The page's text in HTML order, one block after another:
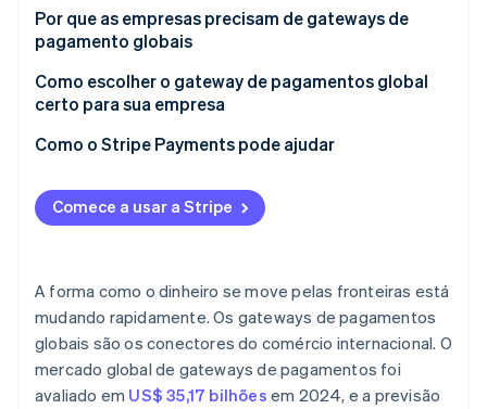
Por que as empresas precisam de gateways de
pagamento globais
Como escolher o gateway de pagamentos global
certo para sua empresa
Formas de pagamento aceitas
Moeda e cobertura geográfica
Integração e facilidade de uso
Tarifas e custos de transação
Detecção e prevenção de fraudes
Escalabilidade e crescimento futuro
Como o Stripe Payments pode ajudar
Comece a usar a Stripe
A forma como o dinheiro se move pelas fronteiras está
mudando rapidamente. Os gateways de pagamentos
globais são os conectores do comércio internacional. O
mercado global de gateways de pagamentos foi
avaliado em US$ 35,17 bilhões em 2024, e a previsão